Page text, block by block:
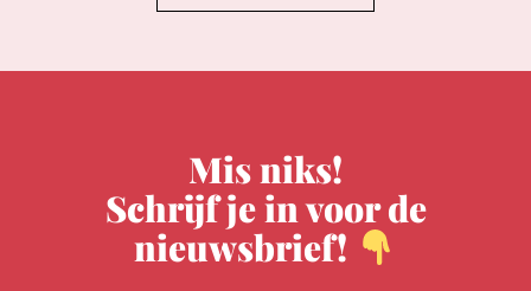
Mis niks!
Schrijf je in voor de
nieuwsbrief!